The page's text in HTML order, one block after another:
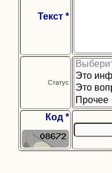
Текст *
Статус
Код *